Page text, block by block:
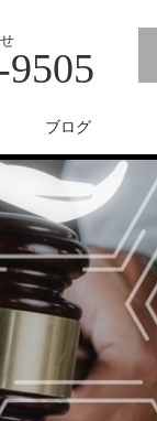
ブログ